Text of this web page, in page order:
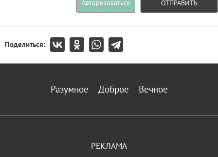
Авторизоваться ОТПРАВИТЬ
Поделиться:
Разумное Доброе Вечное
РЕКЛАМА